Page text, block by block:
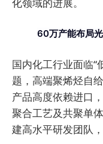
60万产能布局
国内化工行业面临“
题，高端聚烯烃自
产品高度依赖进口
聚合工艺及共聚单
建高水平研发团队